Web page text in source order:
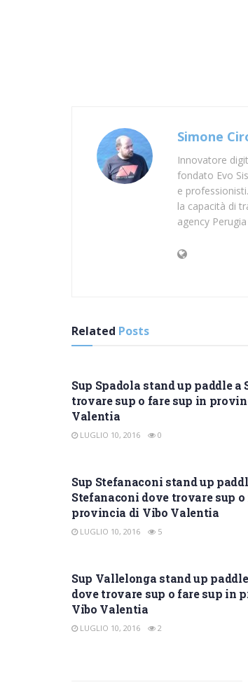
Simone
Innovatore
fondato Evo
e
la capacità di
agency
Related Posts
Sup Spadola stand up paddle a
trovare sup o fare sup in
Valentia
LUGLIO 10, 2016 0
Sup Stefanaconi stand up
Stefanaconi dove trovare sup
provincia di Vibo Valentia
LUGLIO 10, 2016 5
Sup Vallelonga stand up
dove trovare sup o fare sup in
Vibo Valentia
LUGLIO 10, 2016 2